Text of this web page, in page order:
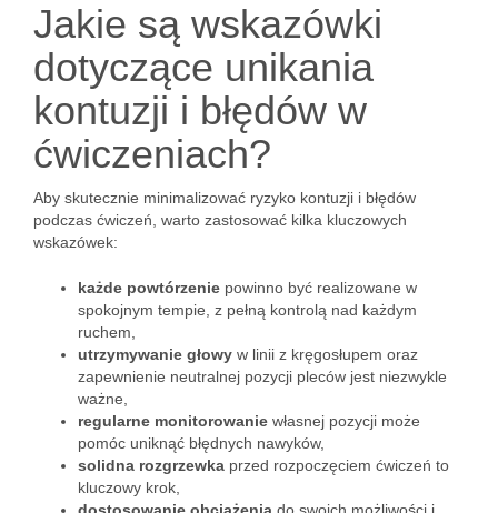
Jakie są wskazówki
dotyczące unikania
kontuzji i błędów w
ćwiczeniach?
Aby skutecznie minimalizować ryzyko kontuzji i błędów
podczas ćwiczeń, warto zastosować kilka kluczowych
wskazówek:
każde powtórzenie powinno być realizowane w
spokojnym tempie, z pełną kontrolą nad każdym
ruchem,
utrzymywanie głowy w linii z kręgosłupem oraz
zapewnienie neutralnej pozycji pleców jest niezwykle
ważne,
regularne monitorowanie własnej pozycji może
pomóc uniknąć błędnych nawyków,
solidna rozgrzewka przed rozpoczęciem ćwiczeń to
kluczowy krok,